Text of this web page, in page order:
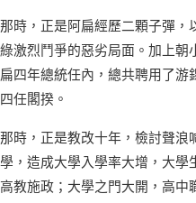
那時，正是阿扁經歷二顆子彈，
綠激烈鬥爭的惡劣局面。加上朝
扁四年總統任內，總共聘用了游
四任閣揆。
那時，正是教改十年，檢討聲浪
學，造成大學入學率大增，大學
高教施政；大學之門大開，高中